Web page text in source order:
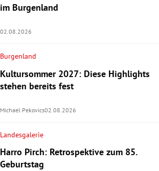
im Burgenland
02.08.2026
Burgenland
Kultursommer 2027: Diese Highlights
stehen bereits fest
Michael Pekovics02.08.2026
Landesgalerie
Harro Pirch: Retrospektive zum 85.
Geburtstag